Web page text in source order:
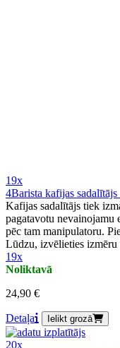
19x
4Barista kafijas
Kafijas sadalītājs tiek
pagatavotu nevainojamu
pēc tam manipulatoru.
Lūdzu, izvēlieties izmēru
19x
Noliktavā
24,90 €
Detaļa Ielikt grozā
20x